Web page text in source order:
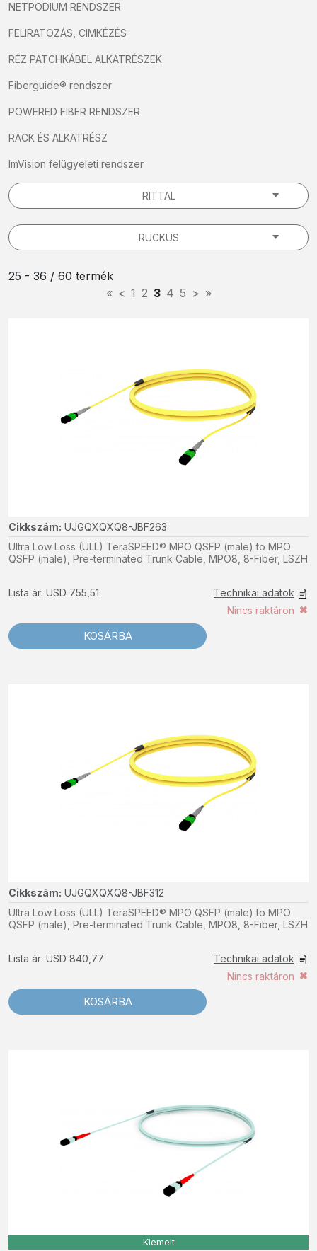
NETPODIUM RENDSZER
FELIRATOZÁS, CIMKÉZÉS
RÉZ PATCHKÁBEL ALKATRÉSZEK
Fiberguide® rendszer
POWERED FIBER RENDSZER
RACK ÉS ALKATRÉSZ
ImVision felügyeleti rendszer
RITTAL
RUCKUS
25 - 36 / 60 termék
« < 1 2 3 4 5 > »
Cikkszám: UJGQXQXQ8-JBF263
Ultra Low Loss (ULL) TeraSPEED® MPO QSFP (male) to MPO
QSFP (male), Pre-terminated Trunk Cable, MPO8, 8-Fiber, LSZH
Technikai adatok
Lista ár: USD 755,51
Nincs raktáron
KOSÁRBA
Cikkszám: UJGQXQXQ8-JBF312
Ultra Low Loss (ULL) TeraSPEED® MPO QSFP (male) to MPO
QSFP (male), Pre-terminated Trunk Cable, MPO8, 8-Fiber, LSZH
Technikai adatok
Lista ár: USD 840,77
Nincs raktáron
KOSÁRBA
Kiemelt